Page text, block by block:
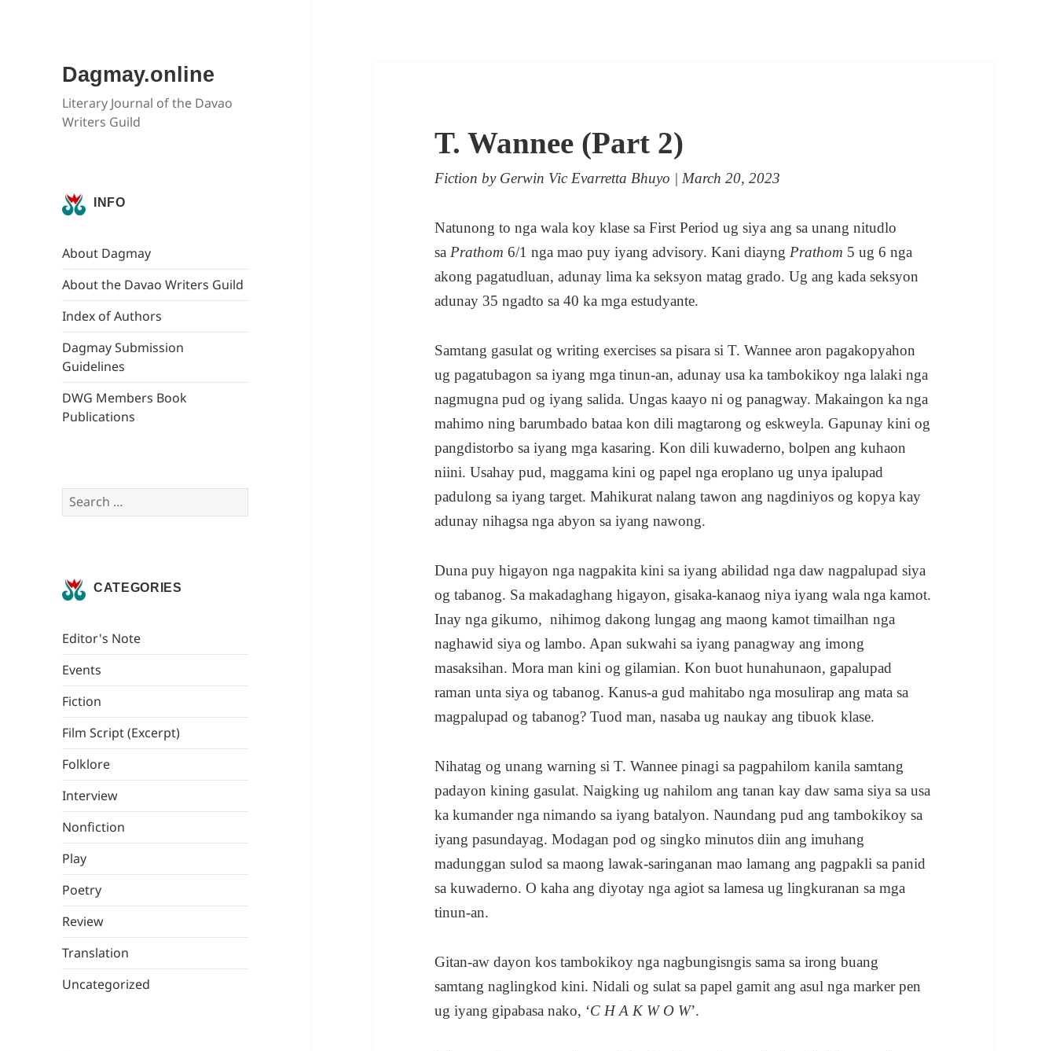
Dagmay.online
Literary Journal of the Davao
Writers Guild
INFO
About Dagmay
About the Davao Writers Guild
Index of Authors
Dagmay Submission
Guidelines
DWG Members Book
Publications
Search
for:
CATEGORIES
Editor's Note
Events
Fiction
Film Script (Excerpt)
Folklore
Interview
Nonfiction
Play
Poetry
Review
Translation
Uncategorized
T. Wannee (Part 2)
Fiction by Gerwin Vic Evarretta Bhuyo | March 20, 2023
Natunong to nga wala koy klase sa First Period ug siya ang sa unang nitudlo
sa Prathom 6/1 nga mao puy iyang advisory. Kani diayng Prathom 5 ug 6 nga
akong pagatudluan, adunay lima ka seksyon matag grado. Ug ang kada seksyon
adunay 35 ngadto sa 40 ka mga estudyante.
Samtang gasulat og writing exercises sa pisara si T. Wannee aron pagakopyahon
ug pagatubagon sa iyang mga tinun-an, adunay usa ka tambokikoy nga lalaki nga
nagmugna pud og iyang salida. Ungas kaayo ni og panagway. Makaingon ka nga
mahimo ning barumbado bataa kon dili magtarong og eskweyla. Gapunay kini og
pangdistorbo sa iyang mga kasaring. Kon dili kuwaderno, bolpen ang kuhaon
niini. Usahay pud, maggama kini og papel nga eroplano ug unya ipalupad
padulong sa iyang target. Mahikurat nalang tawon ang nagdiniyos og kopya kay
adunay nihagsa nga abyon sa iyang nawong.
Duna puy higayon nga nagpakita kini sa iyang abilidad nga daw nagpalupad siya
og tabanog. Sa makadaghang higayon, gisaka-kanaog niya iyang wala nga kamot.
Inay nga gikumo, nihimog dakong lungag ang maong kamot timailhan nga
naghawid siya og lambo. Apan sukwahi sa iyang panagway ang imong
masaksihan. Mora man kini og gilamian. Kon buot hunahunaon, gapalupad
raman unta siya og tabanog. Kanus-a gud mahitabo nga mosulirap ang mata sa
magpalupad og tabanog? Tuod man, nasaba ug naukay ang tibuok klase.
Nihatag og unang warning si T. Wannee pinagi sa pagpahilom kanila samtang
padayon kining gasulat. Naigking ug nahilom ang tanan kay daw sama siya sa usa
ka kumander nga nimando sa iyang batalyon. Naundang pud ang tambokikoy sa
iyang pasundayag. Modagan pod og singko minutos diin ang imuhang
madunggan sulod sa maong lawak-saringanan mao lamang ang pagpakli sa panid
sa kuwaderno. O kaha ang diyotay nga agiot sa lamesa ug lingkuranan sa mga
tinun-an.
Gitan-aw dayon kos tambokikoy nga nagbungisngis sama sa irong buang
samtang naglingkod kini. Nidali og sulat sa papel gamit ang asul nga marker pen
ug iyang gipabasa nako, ‘C H A K W O W’.